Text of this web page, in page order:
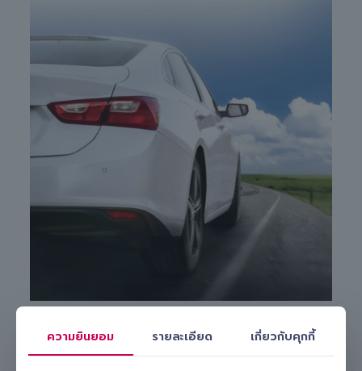
สนใจเปลี่ยนยางรถยนต์ Michelin รุ่น Pilot Sport 4
255/40 R19 กับ Slick ทำอย่างไร?
ความยินยอม รายละเอียด เกี่ยวกับคุกกี้